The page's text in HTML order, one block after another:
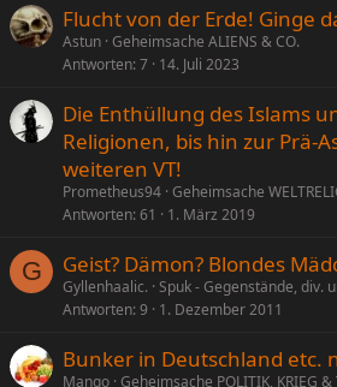
Flucht von der Erde! Ginge
Astun Geheimsache ALIENS & CO.
Antworten 7 14. Juli 2023
Die Enthüllung des Islams
Religionen, bis hin zur Prä-
weiteren VT!
Prometheus94 Geheimsache
Antworten 61 1. März 2019
G Geist? Dämon? Blondes
Gyllenhaalic. Spuk - Gegenstände, div.
Antworten 9 1. Dezember 2011
Bunker in Deutschland etc.
Mango Geheimsache POLITIK, KRIEG &